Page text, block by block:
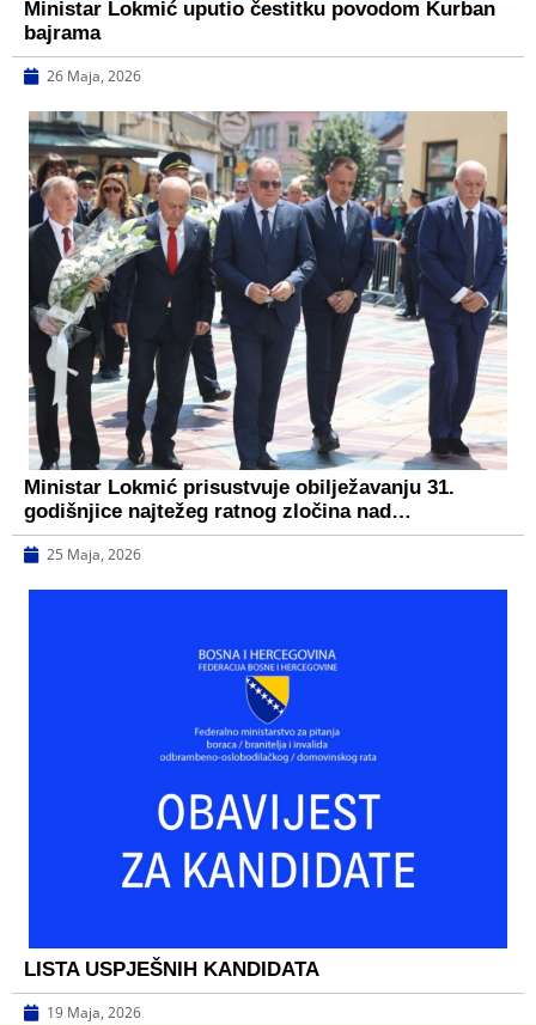
Ministar Lokmić uputio čestitku povodom Kurban
bajrama
26 Maja, 2026
Ministar Lokmić prisustvuje obilježavanju 31.
godišnjice najtežeg ratnog zločina nad…
25 Maja, 2026
LISTA USPJEŠNIH KANDIDATA
19 Maja, 2026